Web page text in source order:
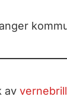
av